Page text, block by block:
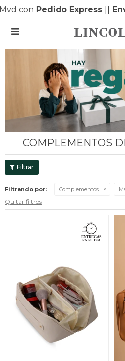
Pedido Express||Envíos

COMPLEMENTOS
Filtrando por: Complementos
Quitar filtros